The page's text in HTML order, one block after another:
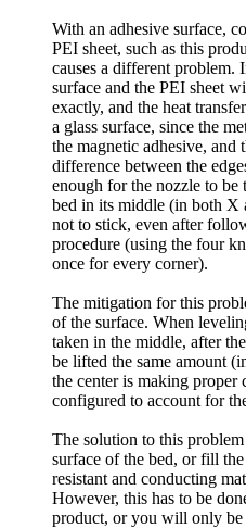
With an adhesive surface,
PEI sheet, such as this
causes a different problem.
surface and the PEI sheet
exactly, and the heat
a glass surface, since the
the magnetic adhesive, and
difference between the
enough for the nozzle to
bed in its middle (in both X
not to stick, even after
procedure (using the four
once for every corner).
The mitigation for this
of the surface. When
taken in the middle, after
be lifted the same amount
the center is making proper
configured to account for
The solution to this
surface of the bed, or fill
resistant and conducting
However, this has to be
product, or you will only be